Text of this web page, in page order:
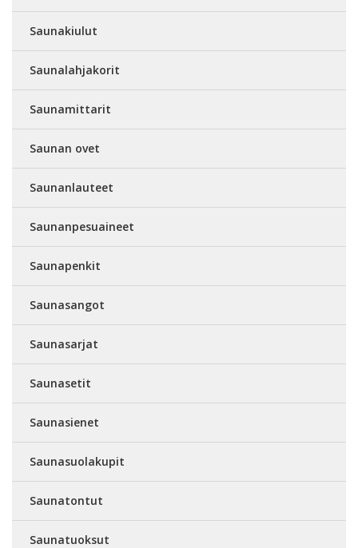
Saunakiulut
Saunalahjakorit
Saunamittarit
Saunan ovet
Saunanlauteet
Saunanpesuaineet
Saunapenkit
Saunasangot
Saunasarjat
Saunasetit
Saunasienet
Saunasuolakupit
Saunatontut
Saunatuoksut